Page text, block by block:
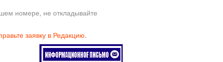
номере, не откладывайте
заявку в Редакцию.